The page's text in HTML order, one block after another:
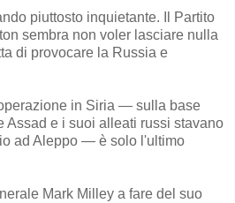
piuttosto inquietante. Il Partito
sembra non voler lasciare nulla
di provocare la Russia e
in Siria — sulla base
Assad e i suoi alleati russi stavano
ad Aleppo — è solo l'ultimo
Mark Milley a fare del suo